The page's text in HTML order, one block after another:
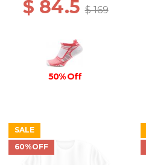
$ 84.5$ 169
50% Off
SALE
60%OFF